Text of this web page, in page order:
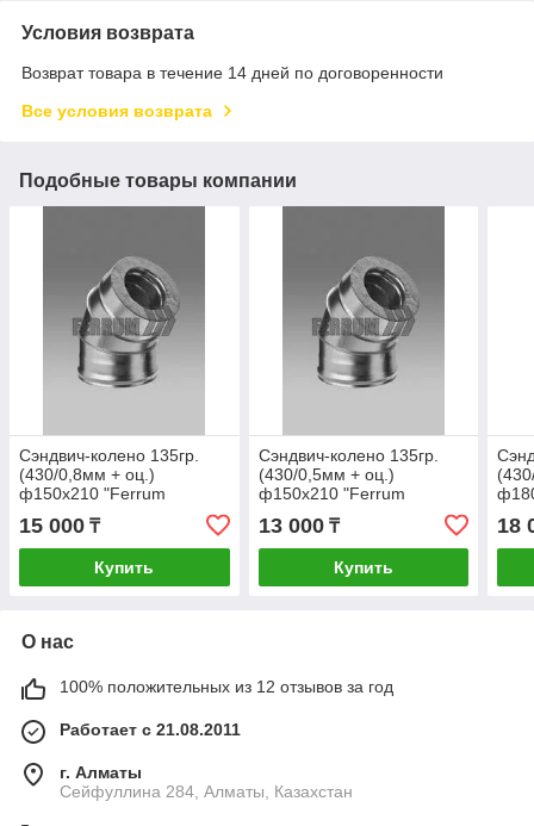
Условия возврата
Возврат товара в течение 14 дней по договоренности
Все условия возврата
Подобные товары компании
Сэндвич-колено 135гр.
(430/0,8мм + оц.)
ф150х210 "Ferrum
15 000 ₸
Купить
Сэндвич-колено 135гр.
(430/0,5мм + оц.)
ф150х210 "Ferrum
13 000₸
Купить
18
О нас
100% положительных из 12 отзывов за год
Работает с 21.08.2011
г. Алматы
Сейфуллина 284, Алматы, Казахстан